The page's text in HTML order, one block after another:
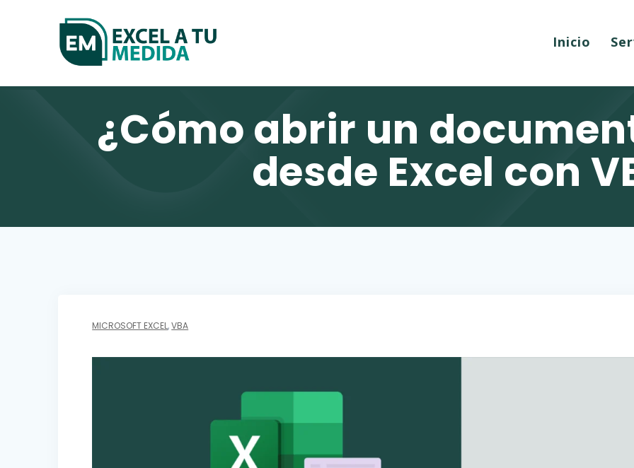
Inicio
¿Cómo abrir un
desde Excel con
MICROSOFT EXCEL,VBA